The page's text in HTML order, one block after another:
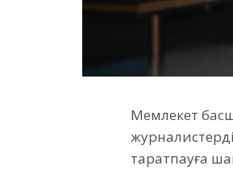
Мемлекет
таратпауға